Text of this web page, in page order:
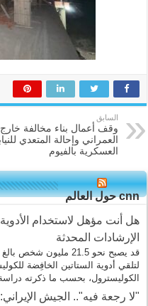
السابق
وقف أعمال بناء مخالفة خارج
العمراني وإحالة المتعدي
العسكرية بالفيوم
cnn حول العالم
هل أنت مؤهل لاستخدام
الإرشادات المحدثة
قد يصبح نحو 21.5
لتلقي أدوية الستاتين الخافِضة
الكوليسترول، بحسب ما ذكرته
"لا رجعة فيه".. الجيش